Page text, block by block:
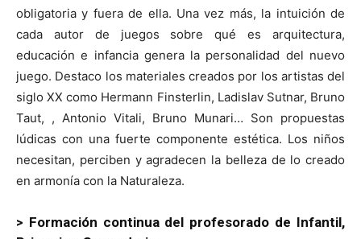
obligatoria y fuera de ella. Una vez más, la intuición de
cada autor de juegos sobre qué es arquitectura,
educación e infancia genera la personalidad del nuevo
juego. Destaco los materiales creados por los artistas del
siglo XX como Hermann Finsterlin, Ladislav Sutnar, Bruno
Taut, , Antonio Vitali, Bruno Munari… Son propuestas
lúdicas con una fuerte componente estética. Los niños
necesitan, perciben y agradecen la belleza de lo creado
en armonía con la Naturaleza.
> Formación continua del profesorado de Infantil,